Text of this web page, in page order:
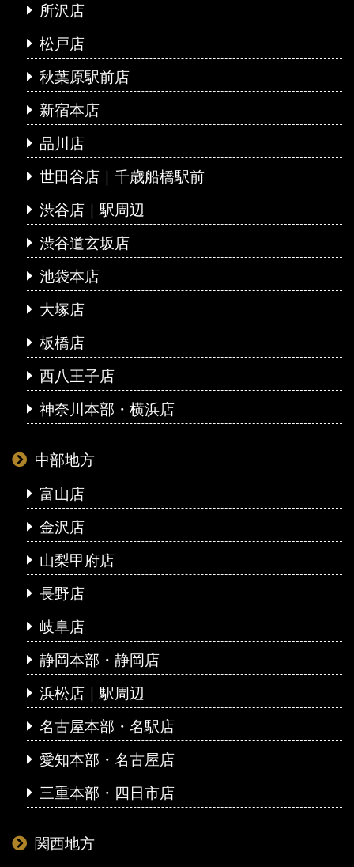
所沢店
松戸店
秋葉原駅前店
新宿本店
品川店
世田谷店｜千歳船橋駅前
渋谷店｜駅周辺
渋谷道玄坂店
池袋本店
大塚店
板橋店
西八王子店
神奈川本部・横浜店
中部地方
富山店
金沢店
山梨甲府店
長野店
岐阜店
静岡本部・静岡店
浜松店｜駅周辺
名古屋本部・名駅店
愛知本部・名古屋店
三重本部・四日市店
関西地方